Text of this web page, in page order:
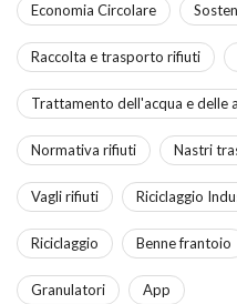
Economia Circolare
Raccolta e trasporto rifiuti
Trattamento dell'acqua e delle
Normativa rifiuti Nastri
Vagli rifiuti Riciclaggio
Riciclaggio Benne frantoio
Granulatori App